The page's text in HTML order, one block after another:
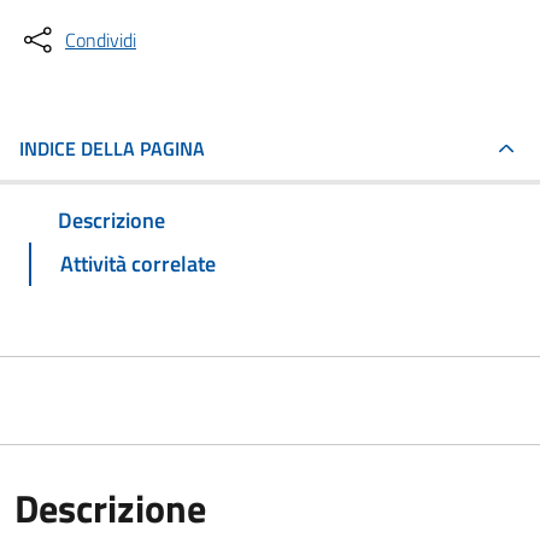
Condividi
INDICE DELLA PAGINA
Descrizione
Attività correlate
Descrizione